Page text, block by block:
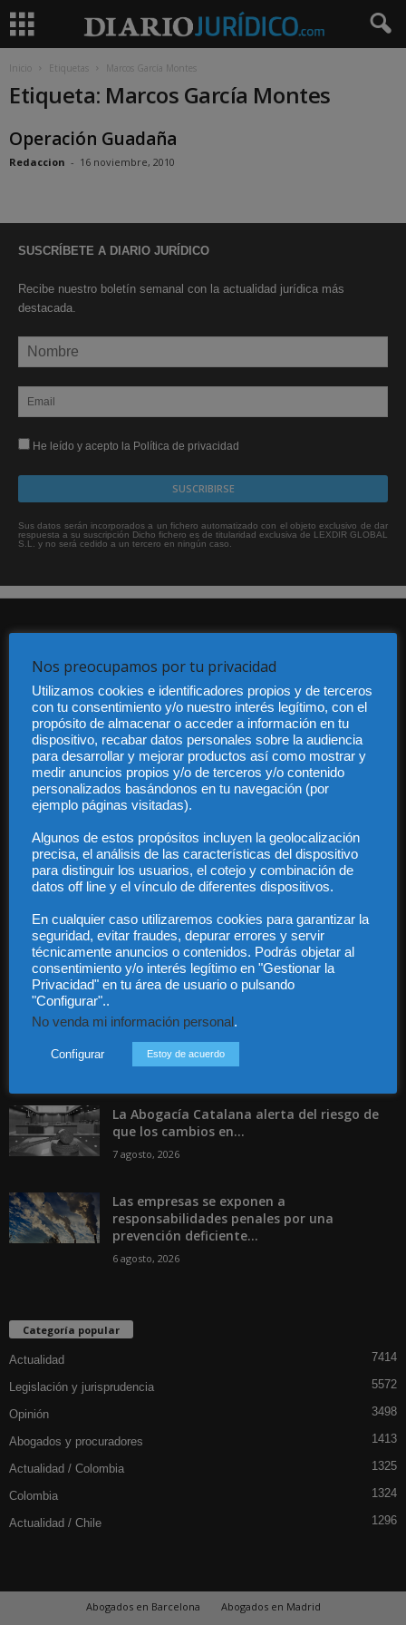
Inicio Etiquetas Marcos García Montes
Etiqueta: Marcos García Montes
Operación Guadaña
Redaccion - 16 noviembre, 2010
SUSCRÍBETE A DIARIO JURÍDICO
Recibe nuestro boletín semanal con la actualidad jurídica más
destacada.
He leído y acepto la Política de privacidad
Sus datos serán incorporados a un fichero automatizado con el objeto exclusivo de dar
respuesta a su suscripción Dicho fichero es de titularidad exclusiva de LEXDIR GLOBAL
S.L. y no será cedido a un tercero en ningún caso.
Audiencia y Publicidad
Quiénes somos
Legal
Privacidad
Contacto
Guía Colaboradores
Contáctanos:info@diariojuridico.com
Incluso más noticias
Especialización total: por qué TBF Abogados
es el referente en derecho...
7 agosto, 2026
La Abogacía Catalana alerta del riesgo de
que los cambios en...
7 agosto, 2026
Las empresas se exponen a
responsabilidades penales por una
prevención deficiente...
6 agosto, 2026
Categoría popular
Actualidad 7414
Legislación y jurisprudencia 5572
Opinión 3498
Abogados y procuradores 1413
Actualidad / Colombia 1325
Colombia 1324
Actualidad / Chile 1296
Abogados en Barcelona
Abogados en Madrid
Nos preocupamos por tu privacidad
Utilizamos cookies e identificadores propios y de terceros
con tu consentimiento y/o nuestro interés legítimo, con el
propósito de almacenar o acceder a información en tu
dispositivo, recabar datos personales sobre la audiencia
para desarrollar y mejorar productos así como mostrar y
medir anuncios propios y/o de terceros y/o contenido
personalizados basándonos en tu navegación (por
ejemplo páginas visitadas).
Algunos de estos propósitos incluyen la geolocalización
precisa, el análisis de las características del dispositivo
para distinguir los usuarios, el cotejo y combinación de
datos off line y el vínculo de diferentes dispositivos.
En cualquier caso utilizaremos cookies para garantizar la
seguridad, evitar fraudes, depurar errores y servir
técnicamente anuncios o contenidos. Podrás objetar al
consentimiento y/o interés legítimo en "Gestionar la
Privacidad" en tu área de usuario o pulsando
"Configurar"..
No venda mi información personal.
Configurar Estoy de acuerdo